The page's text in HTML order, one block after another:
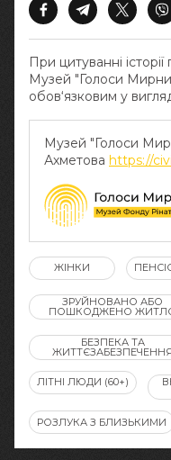
При цитуванні
Музей "Голоси
обов‘язковим у
Музей "Голоси
Ахметова https://
ЖІНКИ
ЗРУЙНОВАНО АБО
ПОШКОДЖЕНО
БЕЗПЕКА ТА
ЖИТТЄЗАБЕЗПЕЧЕННЯ
ЛІТНІ ЛЮДИ (60+)
РОЗЛУКА З БЛИЗЬКИМИ